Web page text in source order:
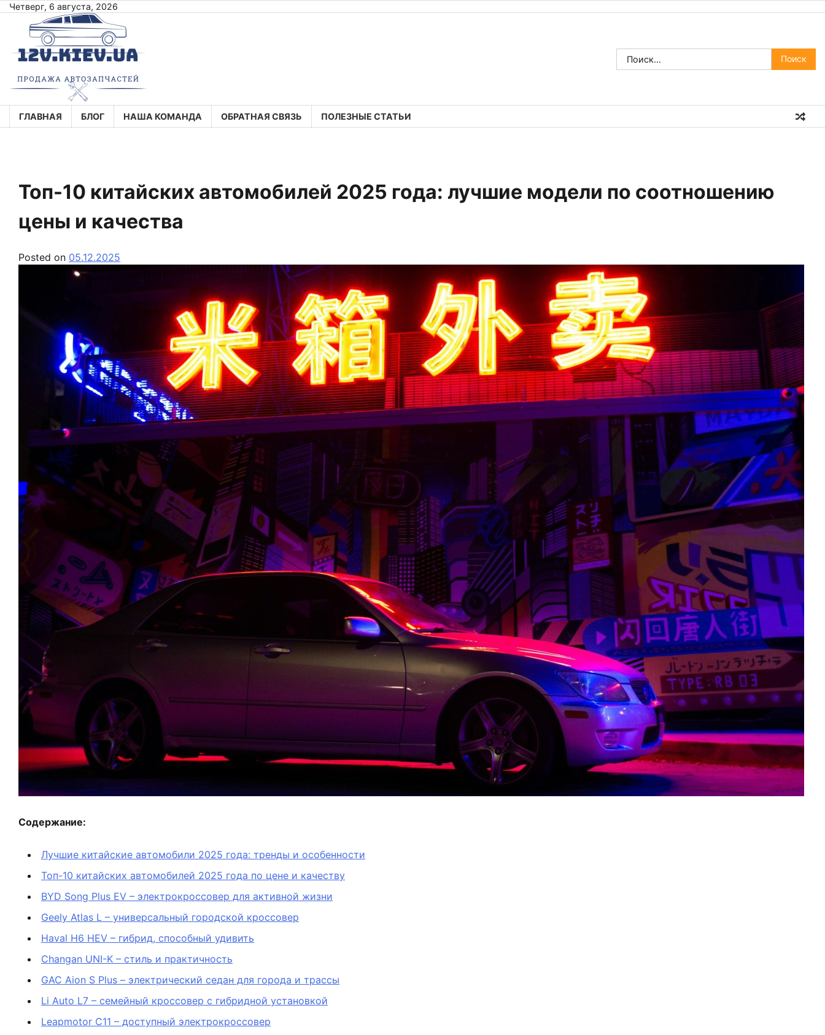
Skip
content
Четверг, 6 августа, 2026
Найти:
ГЛАВНАЯ БЛОГ НАША КОМАНДА ОБРАТНАЯ СВЯЗЬ ПОЛЕЗНЫЕ СТАТЬИ
Топ-10 китайских автомобилей 2025 года: лучшие модели по соотношению
цены и качества
Posted on 05.12.2025
Содержание:
Лучшие китайские автомобили 2025 года: тренды и особенности
Топ-10 китайских автомобилей 2025 года по цене и качеству
BYD Song Plus EV – электрокроссовер для активной жизни
Geely Atlas L – универсальный городской кроссовер
Haval H6 HEV – гибрид, способный удивить
Changan UNI-K – стиль и практичность
GAC Aion S Plus – электрический седан для города и трассы
Li Auto L7 – семейный кроссовер с гибридной установкой
Leapmotor C11 – доступный электрокроссовер